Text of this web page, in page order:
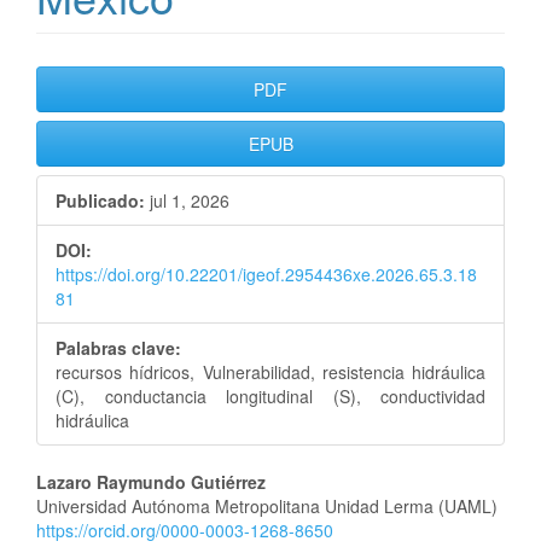
Barra
lateral
del
artículo
PDF
EPUB
Publicado: jul 1, 2026
DOI:
https://doi.org/10.22201/igeof.2954436xe.2026.65.3.18
81
Palabras clave:
recursos hídricos, Vulnerabilidad, resistencia hidráulica
(C), conductancia longitudinal (S), conductividad
hidráulica
Contenido
principal
Lazaro Raymundo Gutiérrez
Universidad Autónoma Metropolitana Unidad Lerma (UAML)
https://orcid.org/0000-0003-1268-8650